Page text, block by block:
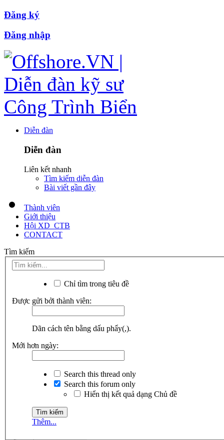
Đăng ký
Đăng nhập
Diễn đàn
Diễn đàn
Liên kết nhanh
Tìm kiếm diễn đàn
Bài viết gần đây
Thành viên
Giới thiệu
Hội XD_CTB
CONTACT
Tìm kiếm
Chỉ tìm trong tiêu đề
Được gửi bởi thành viên:
Dãn cách tên bằng dấu phẩy(,).
Mới hơn ngày:
Search this thread only
Search this forum only
Hiển thị kết quả dạng Chủ đề
Thêm...